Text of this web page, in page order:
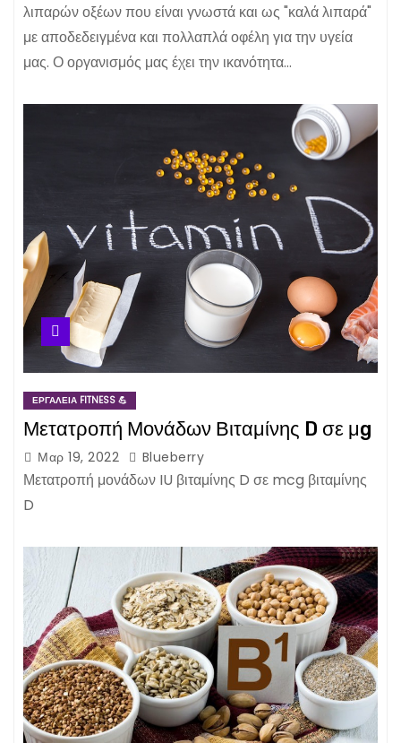
λιπαρών οξέων που είναι γνωστά και ως "καλά λιπαρά"
με αποδεδειγμένα και πολλαπλά οφέλη για την υγεία
μας. Ο οργανισμός μας έχει την ικανότητα…
ΕΡΓΑΛΕΊΑ FITNESS 💪
Μετατροπή Μονάδων Βιταμίνης D σε μg
Μαρ 19, 2022 Blueberry
Μετατροπή μονάδων IU βιταμίνης D σε mcg βιταμίνης
D